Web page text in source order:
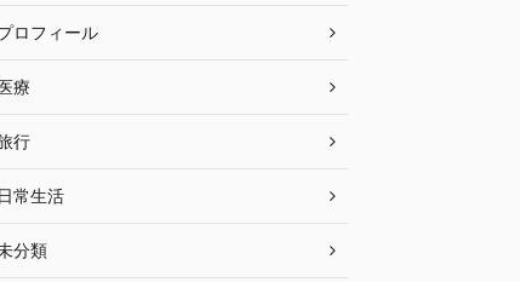
ロフィール
療
行
日常生活
分類